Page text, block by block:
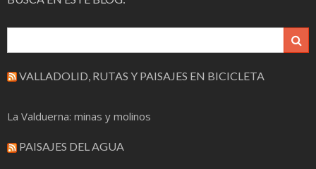
VALLADOLID, RUTAS Y PAISAJES EN BICICLETA
La Valduerna: minas y molinos
PAISAJES DEL AGUA